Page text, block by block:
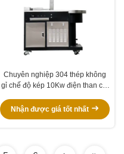
Chuyên nghiệp 304 thép không
gỉ chế độ kép 10Kw điện than củi
Nhận được giá tốt nhất